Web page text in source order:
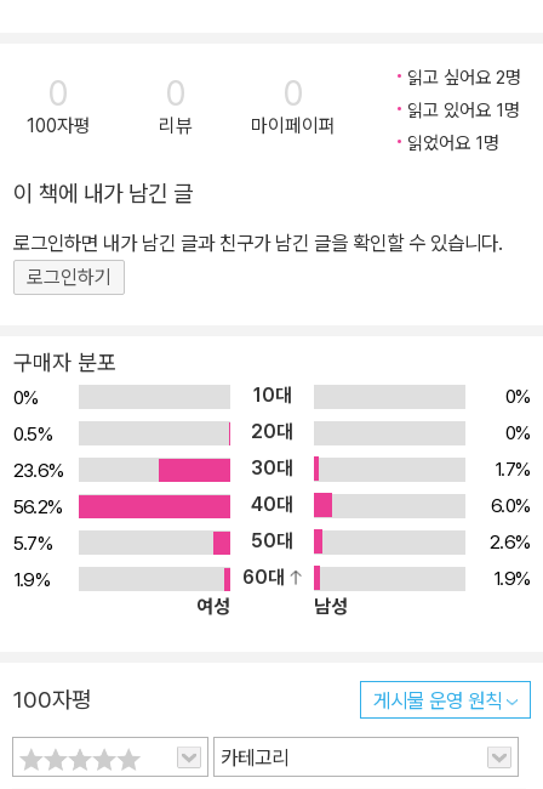
0
100자평
0
리뷰
0
마이페이퍼
읽고 싶어요 2명
읽고 있어요 1명
읽었어요 1명
이 책에 내가 남긴 글
로그인하면 내가 남긴 글과 친구가 남긴 글을 확인할 수 있습니다.
로그인하기
구매자 분포
0% 10대
0%
0.5%
20대
0%
23.6%
30대
1.7%
56.2%
40대
6.0%
5.7%
50대
2.6%
1.9%
60대
1.9%
여성
남성
100자평 게시물 운영 원칙
카테고리